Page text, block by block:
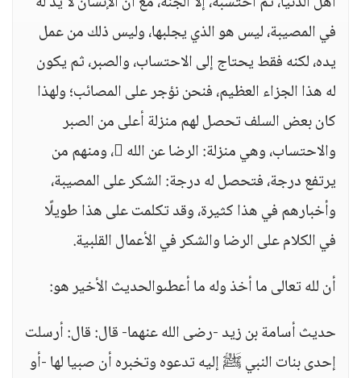
في المصيبة، ليس هو الذي يجلبها، وليس ذلك من عمل
يده، لكنه فقط يحتاج إلى الاحتساب، والصبر، ثم يكون
له هذا الجزاء العظيم، فنحن نؤجر على المصائب؛ ولهذا
كان بعض السلف تحصل لهم منزلة أعلى من الصبر
والاحتساب، وهي منزلة: الرضا عن الله ، ومنهم من
يرتفع درجة، فتحصل له درجة: الشكر على المصيبة،
وأخبارهم في هذا كثيرة، وقد تكلمت على هذا طويلًا
في الكلام على الرضا والشكر في الأعمال القلبية.
أن لله تعالى ما أخذ وله ما أعطىوالحديث الأخير هو:
حديث أسامة بن زيد -رضى الله عنهما- قال: قال: أرسلت
إحدى بنات النبي ﷺ إليه تدعوه وتخبره أن صبيا لها -أو